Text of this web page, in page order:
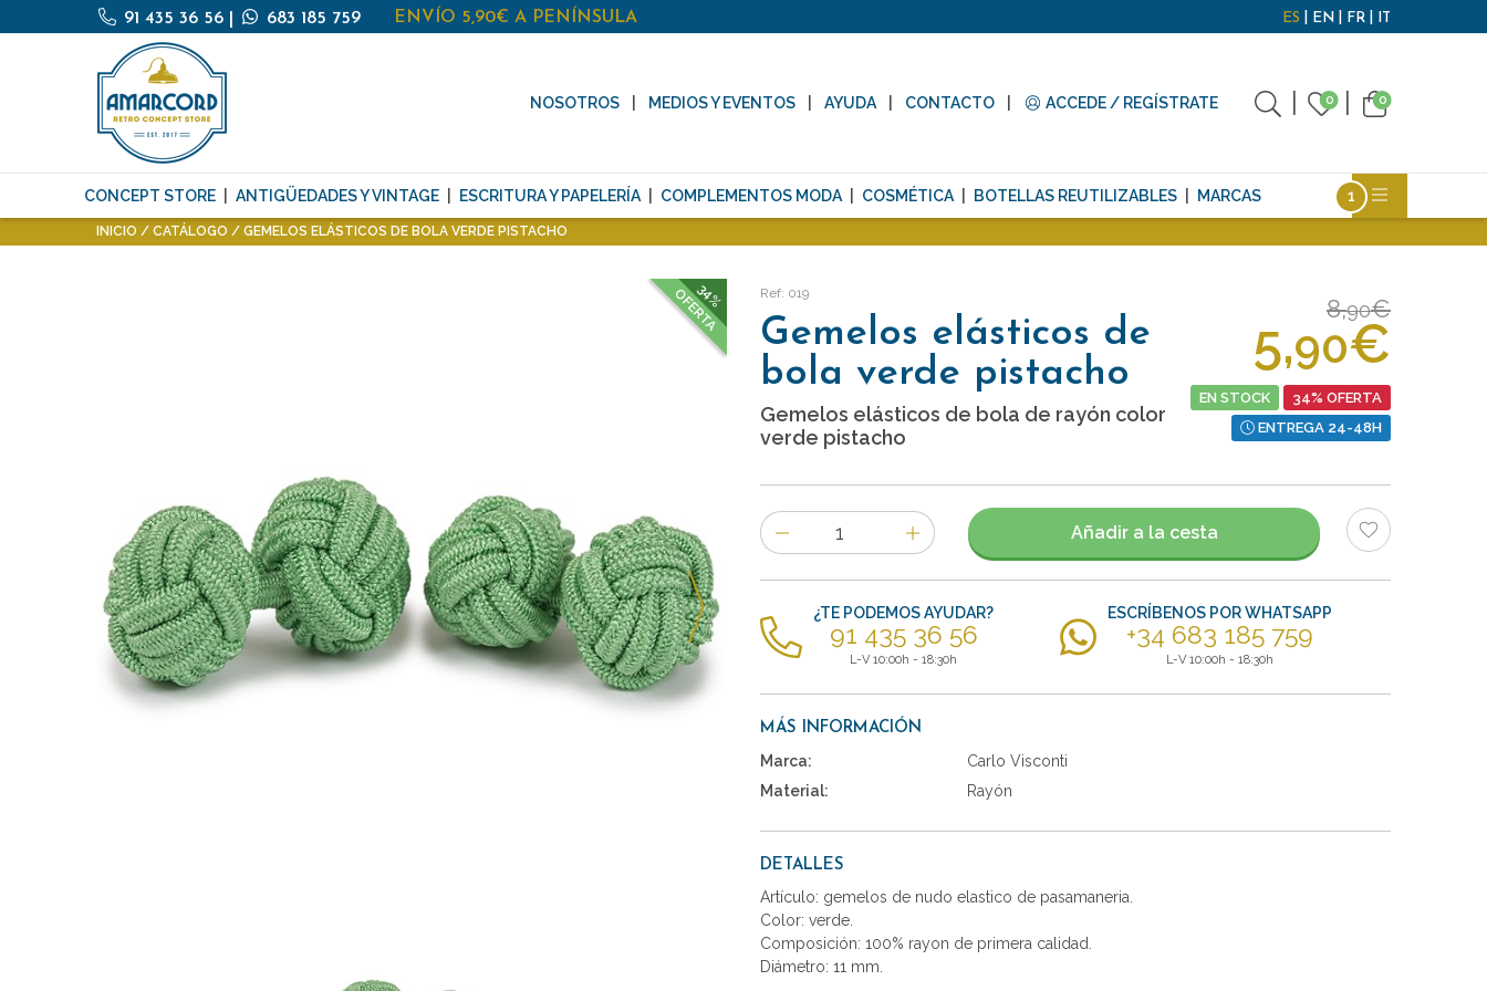
91 435 36 56 683 185 759 ENVÍO 5,90€ A PENÍNSULA ES EN FR IT
NOSOTROS MEDIOS Y EVENTOS AYUDA CONTACTO ACCEDE / REGÍSTRATE 0 0
CONCEPT STORE ANTIGÜEDADES Y VINTAGE ESCRITURA Y PAPELERÍA COMPLEMENTOS MODA COSMÉTICA BOTELLAS REUTILIZABLES MARCAS
INICIO CATÁLOGO GEMELOS ELÁSTICOS DE BOLA VERDE PISTACHO
34%
OFERTA Ref: 019
Gemelos elásticos de
bola verde pistacho
Gemelos elásticos de bola de rayón color
verde pistacho
8,90€
5,90€
EN STOCK
34% OFERTA
ENTREGA 24-48H
Número
de
artículos
Añadir a la cesta
¿TE PODEMOS AYUDAR?
91 435 36 56
L-V 10:00h - 18:30h
ESCRÍBENOS POR WHATSAPP
+34 683 185 759
L-V 10:00h - 18:30h
MÁS INFORMACIÓN
Marca:
Carlo Visconti
Material:
Rayón
DETALLES
Artículo: gemelos de nudo elastico de pasamaneria.
Color: verde.
Composición: 100% rayon de primera calidad.
Diámetro: 11 mm.